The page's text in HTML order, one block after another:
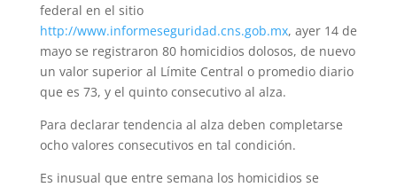
federal en el sitio
http://www.informeseguridad.cns.gob.mx, ayer 14 de
mayo se registraron 80 homicidios dolosos, de nuevo
un valor superior al Límite Central o promedio diario
que es 73, y el quinto consecutivo al alza.
Para declarar tendencia al alza deben completarse
ocho valores consecutivos en tal condición.
Es inusual que entre semana los homicidios se